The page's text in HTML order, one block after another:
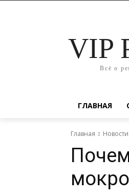
VIP
Всё о
ГЛАВНАЯ
Главная Новости